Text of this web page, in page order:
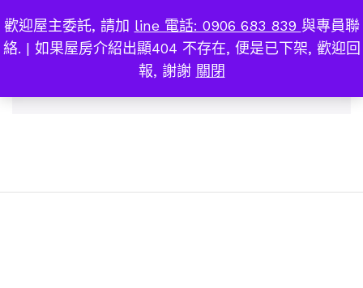
歡迎屋主委託, 請加 line 電話: 0906 683 839 與專員聯
絡. | 如果屋房介紹出顯404 不存在, 便是已下架, 歡迎回
報, 謝謝 關閉
輕軌 0